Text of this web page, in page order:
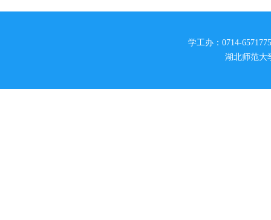
学工办：0714-
湖北师范大